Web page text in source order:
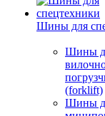
Шины для
Шины
(forklift)
Шины